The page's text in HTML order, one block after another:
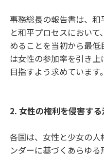
事務総長の報告書は、
と和平プロセスにおい
めることを当初から最
は女性の参加率を引き
目指すよう求めています。
2. 女性の権利を侵害す
各国は、女性と少女の
ンダーに基づくあらゆ